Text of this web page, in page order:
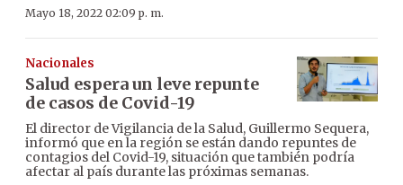
Mayo 18, 2022 02:09 p. m.
Nacionales
Salud espera un leve repunte
de casos de Covid-19
El director de Vigilancia de la Salud, Guillermo Sequera,
informó que en la región se están dando repuntes de
contagios del Covid-19, situación que también podría
afectar al país durante las próximas semanas.